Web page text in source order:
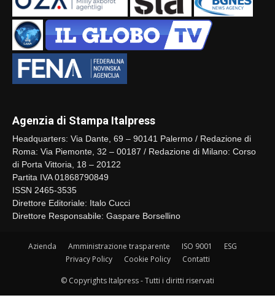
Agenzia di Stampa Italpress
Headquarters: Via Dante, 69 – 90141 Palermo / Redazione di
Roma: Via Piemonte, 32 – 00187 / Redazione di Milano: Corso
di Porta Vittoria, 18 – 20122
Partita IVA 01868790849
ISSN 2465-3535
Direttore Editoriale: Italo Cucci
Direttore Responsabile: Gaspare Borsellino
Azienda Amministrazione trasparente ISO 9001
ESG
Privacy Policy
Cookie Policy Contatti
© Copyrights Italpress - Tutti i diritti riservati